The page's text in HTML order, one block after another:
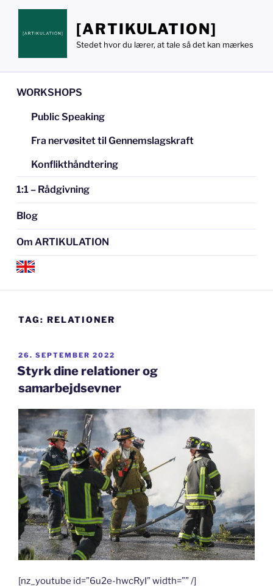
Videre
indhold
[ARTIKULATION]
Stedet hvor du lærer, at tale så det kan mærkes
WORKSHOPS
Public Speaking
Fra nervøsitet til Gennemslagskraft
Konflikthåndtering
1:1 – Rådgivning
Blog
Om ARTIKULATION
TAG: RELATIONER
UDGIVET
DEN
26. SEPTEMBER 2022
Styrk dine relationer og
samarbejdsevner
[nz_youtube id=”6u2e-hwcRyI” width=”” /]